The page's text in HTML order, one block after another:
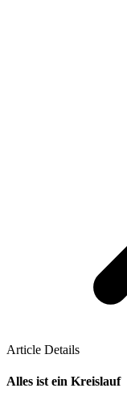
Article Details
Alles ist ein Kreislauf